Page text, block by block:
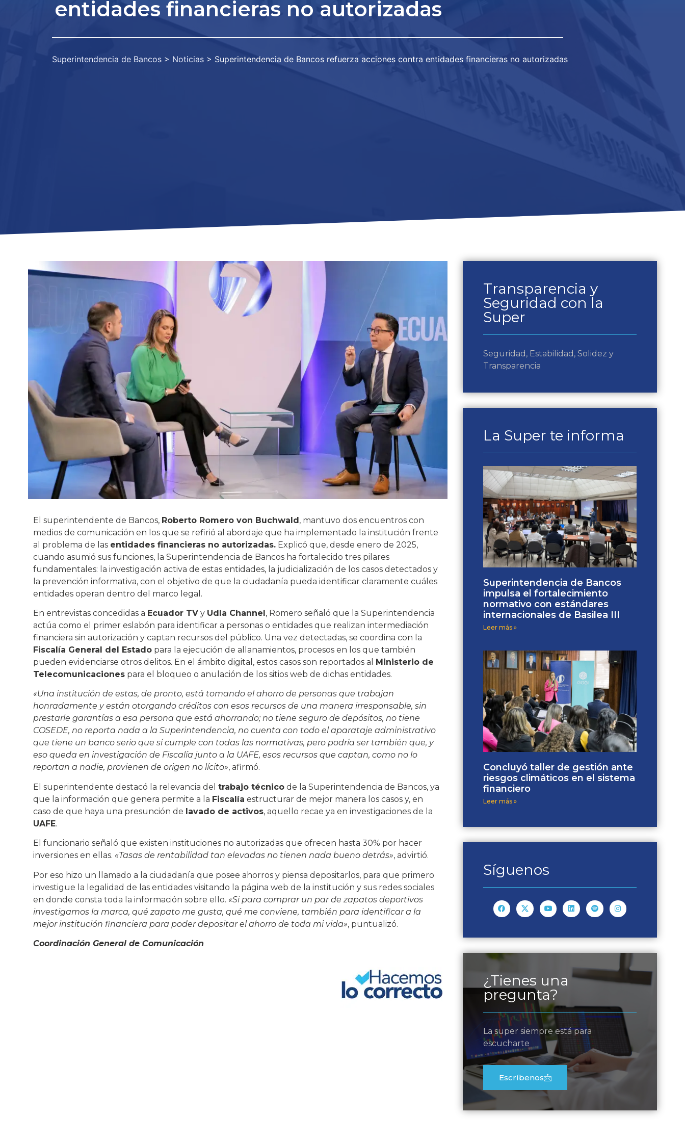
entidades financieras no autorizadas
Superintendencia de Bancos > Noticias > Superintendencia de Bancos refuerza acciones contra entidades financieras no autorizadas
El superintendente de Bancos, Roberto Romero von Buchwald, mantuvo dos encuentros con
medios de comunicación en los que se refirió al abordaje que ha implementado la institución frente
al problema de las entidades financieras no autorizadas. Explicó que, desde enero de 2025,
cuando asumió sus funciones, la Superintendencia de Bancos ha fortalecido tres pilares
fundamentales: la investigación activa de estas entidades, la judicialización de los casos detectados y
la prevención informativa, con el objetivo de que la ciudadanía pueda identificar claramente cuáles
entidades operan dentro del marco legal.
En entrevistas concedidas a Ecuador TV y Udla Channel, Romero señaló que la Superintendencia
actúa como el primer eslabón para identificar a personas o entidades que realizan intermediación
financiera sin autorización y captan recursos del público. Una vez detectadas, se coordina con la
Fiscalía General del Estado para la ejecución de allanamientos, procesos en los que también
pueden evidenciarse otros delitos. En el ámbito digital, estos casos son reportados al Ministerio de
Telecomunicaciones para el bloqueo o anulación de los sitios web de dichas entidades.
«Una institución de estas, de pronto, está tomando el ahorro de personas que trabajan
honradamente y están otorgando créditos con esos recursos de una manera irresponsable, sin
prestarle garantías a esa persona que está ahorrando; no tiene seguro de depósitos, no tiene
COSEDE, no reporta nada a la Superintendencia, no cuenta con todo el aparataje administrativo
que tiene un banco serio que sí cumple con todas las normativas, pero podría ser también que, y
eso queda en investigación de Fiscalía junto a la UAFE, esos recursos que captan, como no lo
reportan a nadie, provienen de origen no lícito», afirmó.
El superintendente destacó la relevancia del trabajo técnico de la Superintendencia de Bancos, ya
que la información que genera permite a la Fiscalía estructurar de mejor manera los casos y, en
caso de que haya una presunción de lavado de activos, aquello recae ya en investigaciones de la
UAFE.
El funcionario señaló que existen instituciones no autorizadas que ofrecen hasta 30% por hacer
inversiones en ellas. «Tasas de rentabilidad tan elevadas no tienen nada bueno detrás», advirtió.
Por eso hizo un llamado a la ciudadanía que posee ahorros y piensa depositarlos, para que primero
investigue la legalidad de las entidades visitando la página web de la institución y sus redes sociales
en donde consta toda la información sobre ello. «Si para comprar un par de zapatos deportivos
investigamos la marca, qué zapato me gusta, qué me conviene, también para identificar a la
mejor institución financiera para poder depositar el ahorro de toda mi vida», puntualizó.
Coordinación General de Comunicación
Transparencia y
Seguridad con la
Super
Seguridad, Estabilidad, Solidez y
Transparencia
La Super te informa
Superintendencia de Bancos
impulsa el fortalecimiento
normativo con estándares
internacionales de Basilea III
Leer más »
Concluyó taller de gestión ante
riesgos climáticos en el sistema
financiero
Leer más »
Síguenos
¿Tienes una
pregunta?
La super siempre está para
escucharte
Escríbenos